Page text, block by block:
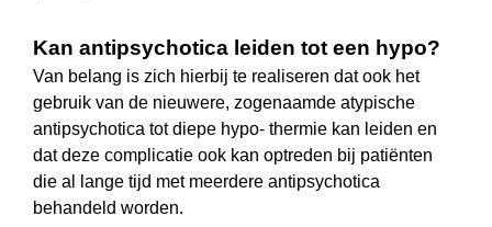
Kan antipsychotica leiden tot een hypo?
Van belang is zich hierbij te realiseren dat ook het
gebruik van de nieuwere, zogenaamde atypische
antipsychotica tot diepe hypo- thermie kan leiden en
dat deze complicatie ook kan optreden bij patiënten
die al lange tijd met meerdere antipsychotica
behandeld worden.